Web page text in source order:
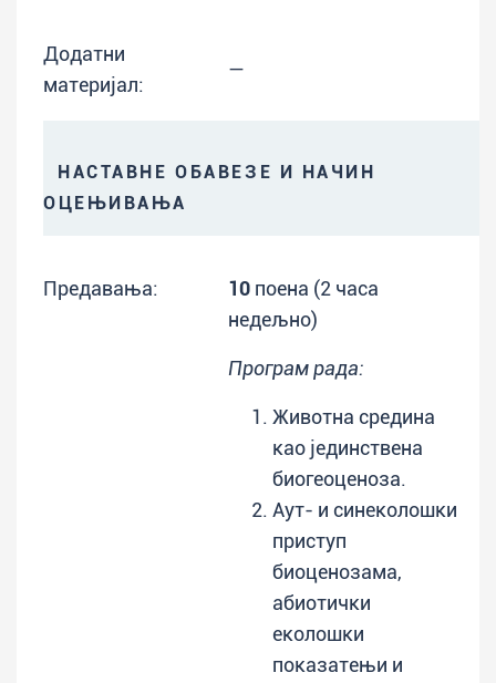
Додатни
материјал:
—
НАСТАВНЕ ОБАВЕЗЕ И НАЧИН
ОЦЕЊИВАЊА
Предавања: 10 поена (2 часа
недељно)
Програм рада:
Животна средина
као јединствена
биогеоценоза.
Аут- и синеколошки
приступ
биоценозама,
абиотички
еколошки
показатењи и